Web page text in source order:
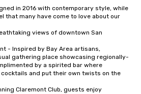
in 2016 with contemporary style, while
that many have come to love about our
views of downtown San
- Inspired by Bay Area artisans,
gathering place showcasing regionally-
by a spirited bar where
and put their own twists on the
Claremont Club, guests enjoy